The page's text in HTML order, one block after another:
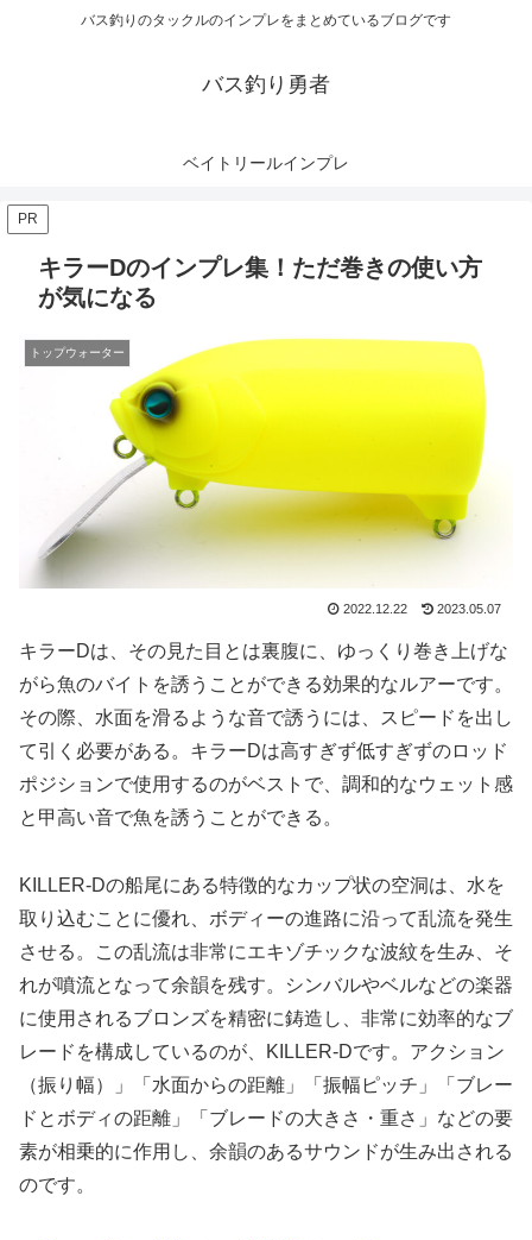
バス釣りのタックルのインプレをまとめているブログです
バス釣り勇者
ベイトリールインプレ
PR
キラーDのインプレ集！ただ巻きの使い方
が気になる
トップウォーター
2022.12.22 2023.05.07
キラーDは、その見た目とは裏腹に、ゆっくり巻き上げな
がら魚のバイトを誘うことができる効果的なルアーです。
その際、水面を滑るような音で誘うには、スピードを出し
て引く必要がある。キラーDは高すぎず低すぎずのロッド
ポジションで使用するのがベストで、調和的なウェット感
と甲高い音で魚を誘うことができる。
KILLER-Dの船尾にある特徴的なカップ状の空洞は、水を
取り込むことに優れ、ボディーの進路に沿って乱流を発生
させる。この乱流は非常にエキゾチックな波紋を生み、そ
れが噴流となって余韻を残す。シンバルやベルなどの楽器
に使用されるブロンズを精密に鋳造し、非常に効率的なブ
レードを構成しているのが、KILLER-Dです。アクション
（振り幅）」「水面からの距離」「振幅ピッチ」「ブレー
ドとボディの距離」「ブレードの大きさ・重さ」などの要
素が相乗的に作用し、余韻のあるサウンドが生み出される
のです。